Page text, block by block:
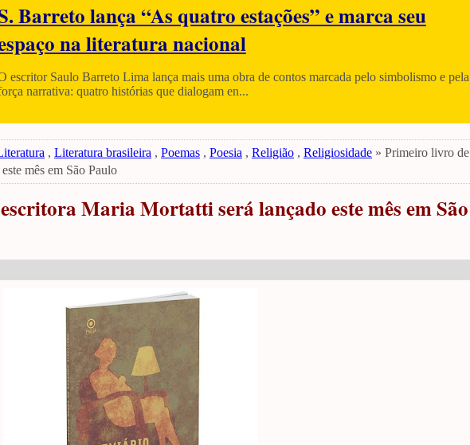
Barreto lança “As quatro estações” e marca seu
na literatura nacional
escritor Saulo Barreto Lima lança mais uma obra de contos marcada pelo simbolismo e pela
narrativa: quatro histórias que dialogam en...
, Literatura brasileira , Poemas , Poesia , Religião , Religiosidade » Primeiro livro de
mês em São Paulo
Maria Mortatti será lançado este mês em São